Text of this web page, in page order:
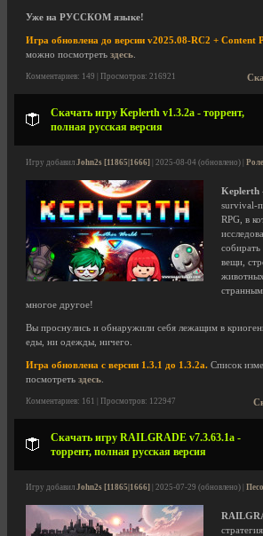
Уже на РУССКОМ языке!
Игра обновлена до версии v2025.08-RC2 + Content
можно посмотреть здесь
Комментариев: 149 | Просмотров: 216921
Скачать игру Keplerth v1.3.2a - торрент,
полная русская версия
Игру добавил John2s [11865|1666] | 2025-08-04 (обновлено) |
Keplerth
survival-
RPG, в
вещи,
многое другое!
Вы проснулись и обнаружили себя лежащим в
еды, ни одежды, ничего.
Игра обновлена с версии 1.3.1 до 1.3.2a. Список
посмотреть здесь
Комментариев: 161 | Просмотров: 122947
Скачать игру RAILGRADE v7.3.63.1a -
торрент, полная русская версия
Игру добавил John2s [11865|1666] | 2025-07-29 (обновлено) |